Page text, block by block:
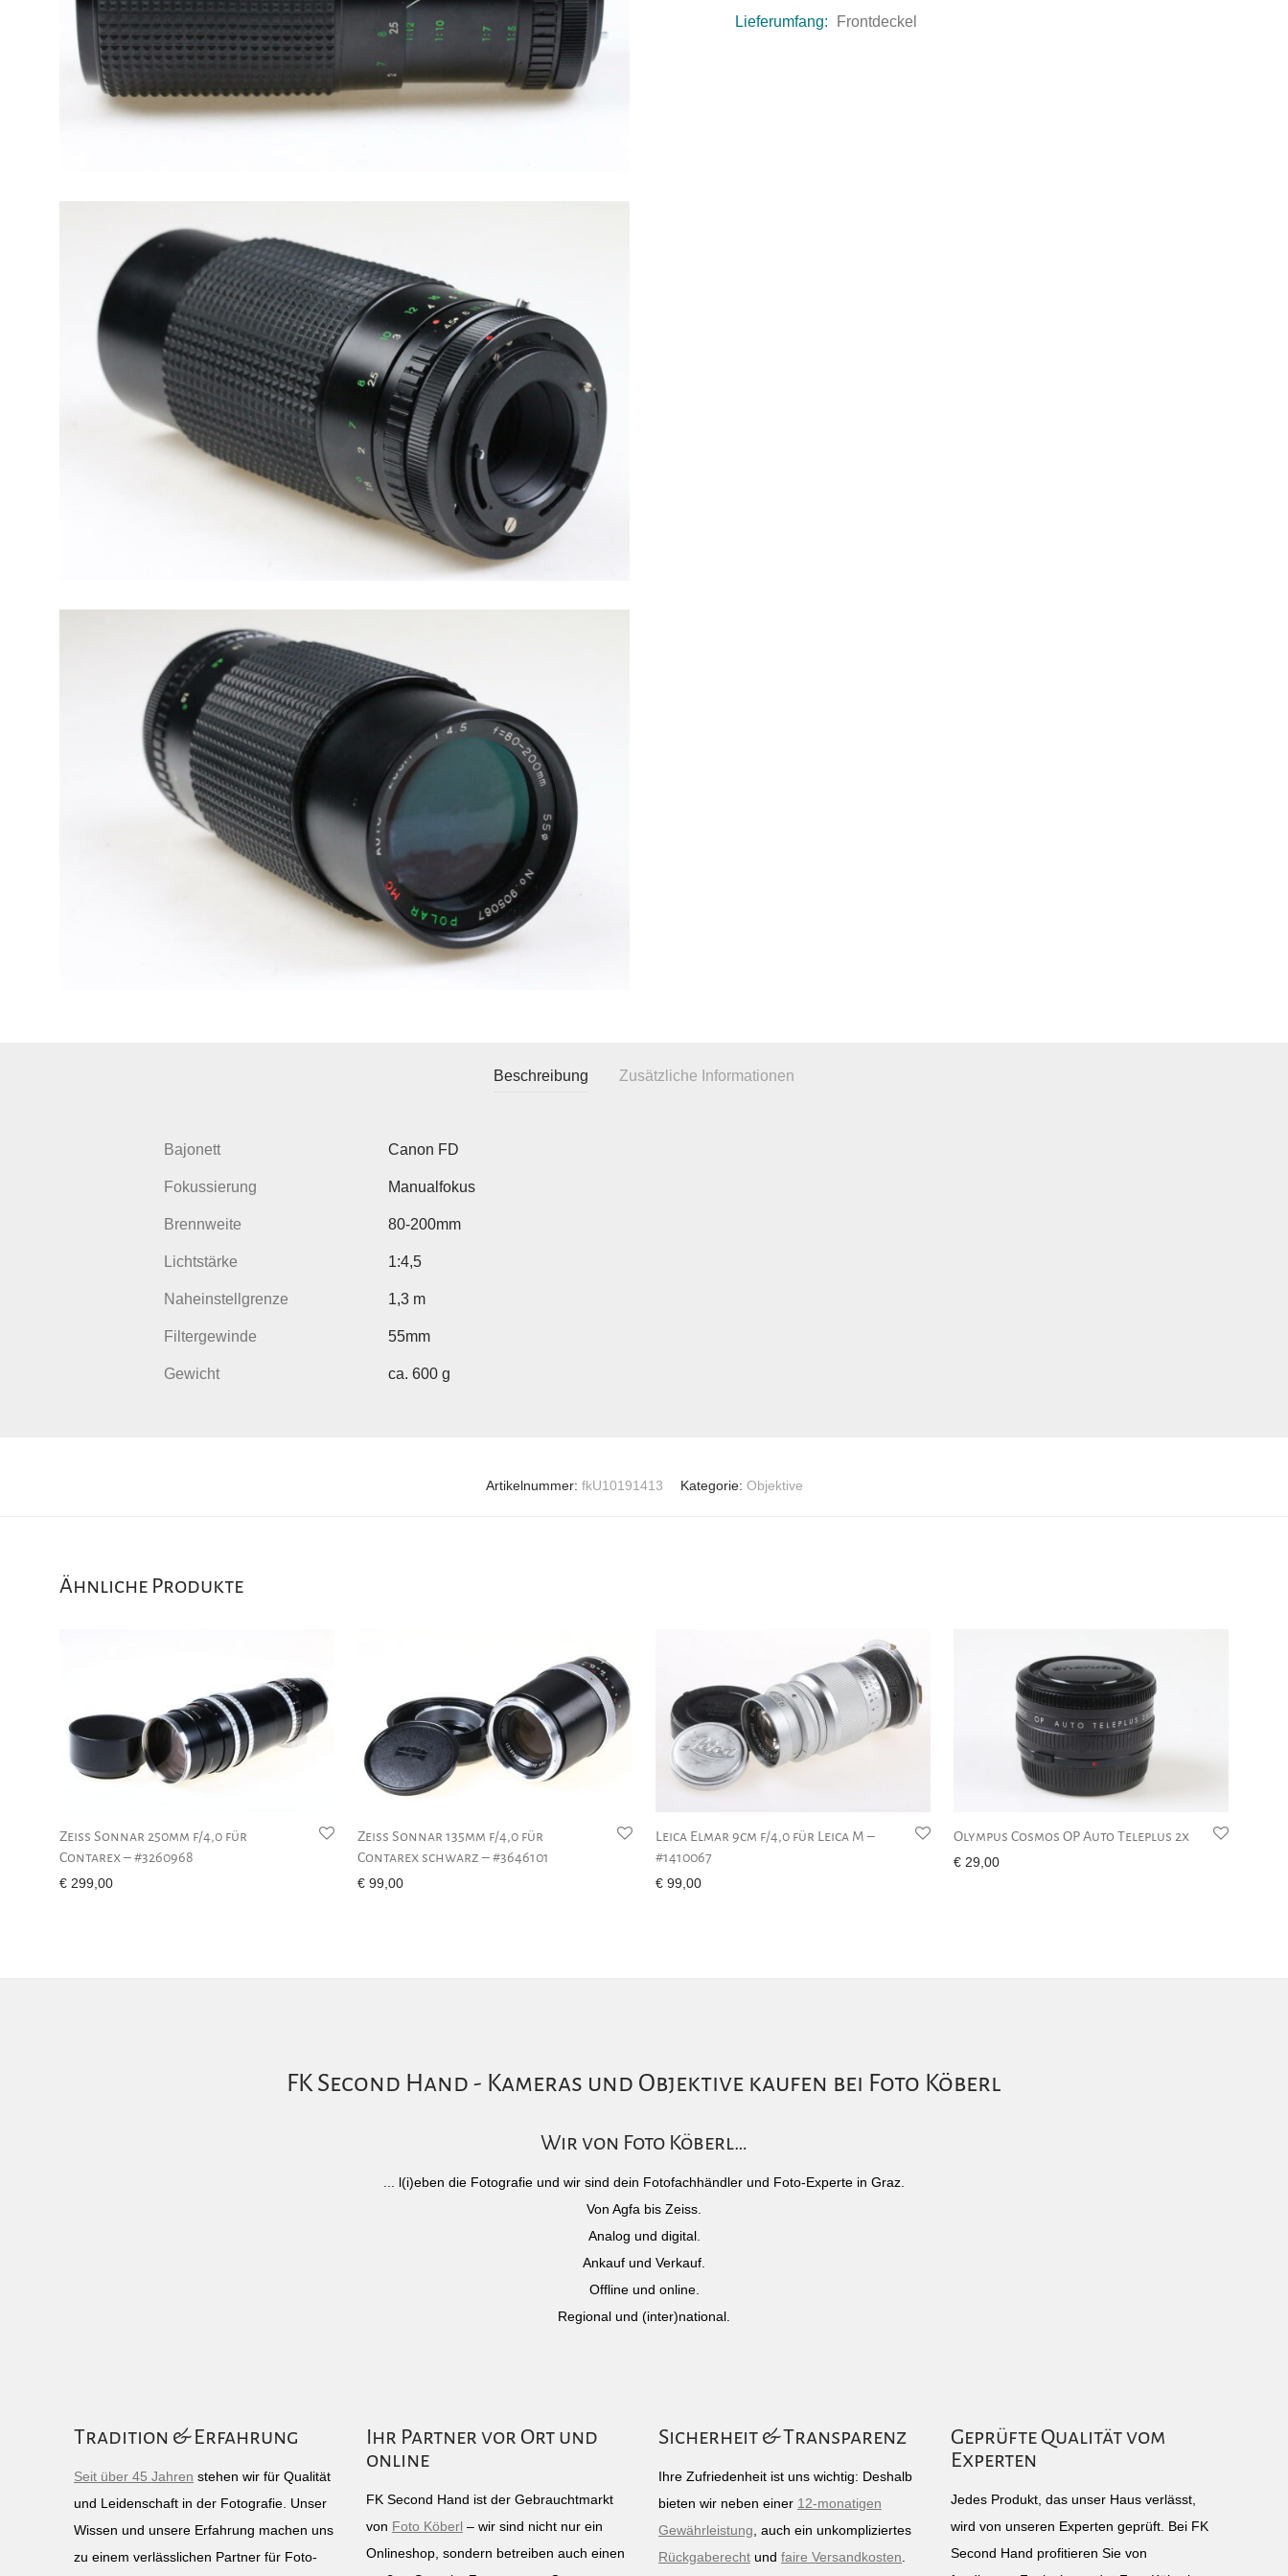
Lieferumfang: Frontdeckel
Beschreibung Zusätzliche Informationen
Bajonett Canon FD
Fokussierung Manualfokus
Brennweite 80-200mm
Lichtstärke 1:4,5
Naheinstellgrenze 1,3 m
Filtergewinde 55mm
Gewicht ca. 600 g
Artikelnummer: fkU10191413 Kategorie: Objektive
Ähnliche Produkte
Zeiss Sonnar 250mm f/4,0 für
Contarex – #3260968
€ 299,00
Zeiss Sonnar 135mm f/4,0 für
Contarex schwarz – #3646101
€ 99,00
Leica Elmar 9cm f/4,0 für Leica M –
#1410067
€ 99,00
Olympus Cosmos OP Auto Teleplus 2x
€ 29,00
FK Second Hand - Kameras und Objektive kaufen bei Foto Köberl
Wir von Foto Köberl…
... l(i)eben die Fotografie und wir sind dein Fotofachhändler und Foto-Experte in Graz.
Von Agfa bis Zeiss.
Analog und digital.
Ankauf und Verkauf.
Offline und online.
Regional und (inter)national.
Tradition & Erfahrung
Seit über 45 Jahren stehen wir für Qualität
und Leidenschaft in der Fotografie. Unser
Wissen und unsere Erfahrung machen uns
zu einem verlässlichen Partner für Foto-
Ihr Partner vor Ort und
online
FK Second Hand ist der Gebrauchtmarkt
von Foto Köberl – wir sind nicht nur ein
Onlineshop, sondern betreiben auch einen
Sicherheit & Transparenz
Ihre Zufriedenheit ist uns wichtig: Deshalb
bieten wir neben einer 12-monatigen
Gewährleistung , auch ein unkompliziertes
Rückgaberecht und faire Versandkosten
Geprüfte Qualität vom
Experten
Jedes Produkt, das unser Haus verlässt,
wird von unseren Experten geprüft. Bei FK
Second Hand profitieren Sie von